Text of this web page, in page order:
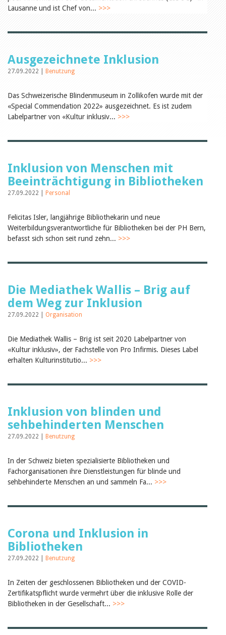
Leseförderung
Tags
Aus- und Weiterbildung
Veranstaltungen
Bibliothek und Schule
Bibliotheksförderung
Zielpublikum Kinder und
Jugendliche
Bibliotheksangebote
Unterstützungsbeiträge
Rezensionen
Schweizer Literatur
Alle Tags
Julie Greub
Birgit Libiszewski
Ursula Strahm
Sibylle Birrer
Felicitas Isler
Andrea Grichting
Therese von Weissenfluh
Nicole Rothen
Alle Autoren
Archiv
März 2026
September 2025
Juli 2025
Juni 2025
2024
2023
2022
2017
2016
2015
2014
Lausanne und ist Chef von... >>>
Ausgezeichnete Inklusion
27.09.2022 | Benutzung
Das Schweizerische Blindenmuseum in Zollikofen wurde mit der
«Special Commendation 2022» ausgezeichnet. Es ist zudem
Labelpartner von «Kultur inklusiv... >>>
Inklusion von Menschen mit
Beeinträchtigung in Bibliotheken
27.09.2022 | Personal
Felicitas Isler, langjährige Bibliothekarin und neue
Weiterbildungsverantwortliche für Bibliotheken bei der PH Bern,
befasst sich schon seit rund zehn... >>>
Die Mediathek Wallis – Brig auf
dem Weg zur Inklusion
27.09.2022 | Organisation
Die Mediathek Wallis – Brig ist seit 2020 Labelpartner von
«Kultur inklusiv», der Fachstelle von Pro Infirmis. Dieses Label
erhalten Kulturinstitutio... >>>
Inklusion von blinden und
sehbehinderten Menschen
27.09.2022 | Benutzung
In der Schweiz bieten spezialisierte Bibliotheken und
Fachorganisationen ihre Dienstleistungen für blinde und
sehbehinderte Menschen an und sammeln Fa... >>>
Corona und Inklusion in
Bibliotheken
27.09.2022 | Benutzung
In Zeiten der geschlossenen Bibliotheken und der COVID-
Zertifikatspflicht wurde vermehrt über die inklusive Rolle der
Bibliotheken in der Gesellschaft... >>>